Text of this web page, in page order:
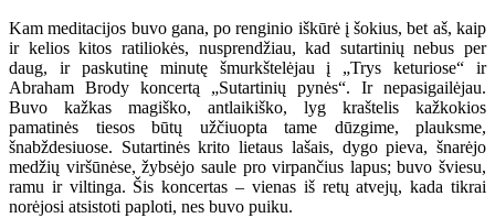
Kam meditacijos buvo gana, po renginio iškūrė į šokius, bet aš, kaip
ir kelios kitos ratiliokės, nusprendžiau, kad sutartinių nebus per
daug, ir paskutinę minutę šmurkštelėjau į „Trys keturiose“ ir
Abraham Brody koncertą „Sutartinių pynės“. Ir nepasigailėjau.
Buvo kažkas magiško, antlaikiško, lyg kraštelis kažkokios
pamatinės tiesos būtų užčiuopta tame dūzgime, plauksme,
šnabždesiuose. Sutartinės krito lietaus lašais, dygo pieva, šnarėjo
medžių viršūnėse, žybsėjo saule pro virpančius lapus; buvo šviesu,
ramu ir viltinga. Šis koncertas – vienas iš retų atvejų, kada tikrai
norėjosi atsistoti paploti, nes buvo puiku.